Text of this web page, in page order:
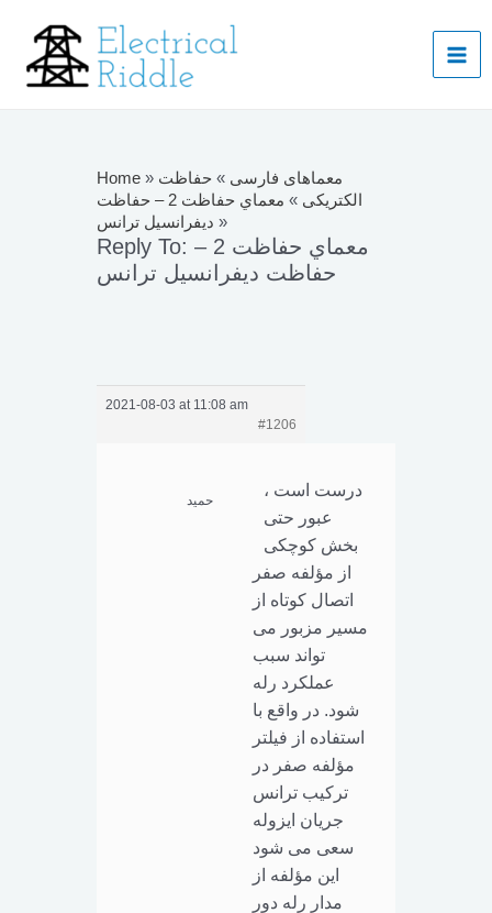
content
Home» معماهای فارسی » حفاظت
الکتریکی »
معماي حفاظت 2 – حفاظت
دیفرانسیل ترانس »
Reply To: معماي حفاظت 2 –
حفاظت دیفرانسیل ترانس
2021-08-03 at 11:08 am
#1206
حمید
درست است ،
عبور حتی
بخش کوچکی
از مؤلفه صفر
اتصال کوتاه از
مسیر مزبور می
تواند سبب
عملکرد رله
شود. در واقع با
استفاده از فیلتر
مؤلفه صفر در
ترکیب ترانس
جریان ایزوله
سعی می شود
این مؤلفه از
مدار رله دور